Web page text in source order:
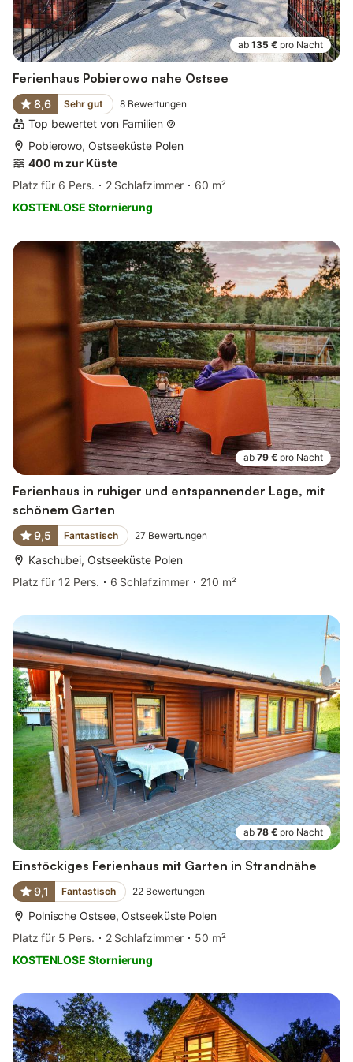
ab 135 € pro Nacht
Ferienhaus Pobierowo nahe Ostsee
8,6 Sehr gut 8 Bewertungen
Top bewertet von Familien
Pobierowo, Ostseeküste Polen
400 m zur Küste
Platz für 6 Pers.
2 Schlafzimmer
60 m²
KOSTENLOSE Stornierung
ab 79 € pro Nacht
Ferienhaus in ruhiger und entspannender Lage, mit
schönem Garten
9,5 Fantastisch 27 Bewertungen
Kaschubei, Ostseeküste Polen
Platz für 12 Pers.
6 Schlafzimmer 210 m²
ab 78 € pro Nacht
Einstöckiges Ferienhaus mit Garten in Strandnähe
9,1 Fantastisch 22 Bewertungen
Polnische Ostsee, Ostseeküste Polen
Platz für 5 Pers.
2 Schlafzimmer
50 m²
KOSTENLOSE Stornierung